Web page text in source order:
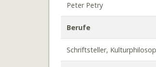
Peter Petry
Berufe
Schriftsteller,